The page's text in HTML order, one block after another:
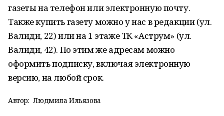
газеты на телефон или электронную почту.
Также купить газету можно у нас в редакции (ул.
Валиди, 22) или на 1 этаже ТК «Аструм» (ул.
Валиди, 42). По этим же адресам можно
оформить подписку, включая электронную
версию, на любой срок.
Автор: Людмила Ильязова